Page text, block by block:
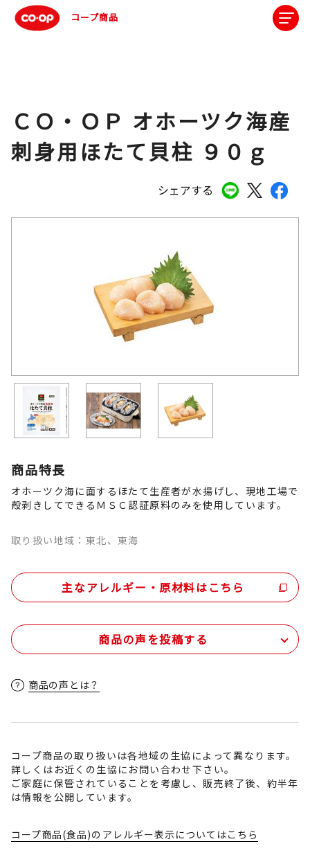
コープ商品
シェアする
ＣＯ・ＯＰ オホーツク海産
刺身用ほたて貝柱 ９０ｇ
商品特長
オホーツク海に面するほたて生産者が水揚げし、現地工場で
殻剥きしてできるＭＳＣ認証原料のみを使用しています。
取り扱い地域：東北、東海
主なアレルギー・原材料はこちら
商品の声を投稿する
商品の声とは？
コープ商品の取り扱いは各地域の生協によって異なります。
詳しくはお近くの生協にお問い合わせ下さい。
ご家庭に保管されていることを考慮し、販売終了後、約半年
は情報を公開しています。
コープ商品(食品)のアレルギー表示についてはこちら